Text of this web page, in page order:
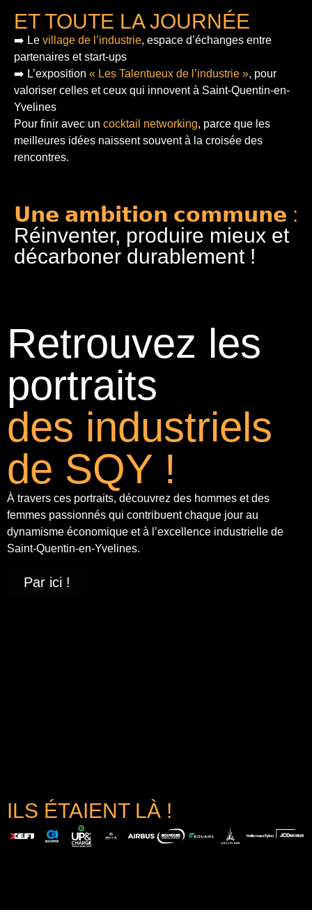
ET TOUTE LA JOURNÉE
➡️ Le village de l’industrie, espace d’échanges entre
partenaires et start-ups
➡️ L’exposition « Les Talentueux de l’industrie », pour
valoriser celles et ceux qui innovent à Saint-Quentin-en-
Yvelines
Pour finir avec un cocktail networking, parce que les
meilleures idées naissent souvent à la croisée des
rencontres.
𝗨𝗻𝗲 𝗮𝗺𝗯𝗶𝘁𝗶𝗼𝗻 𝗰𝗼𝗺𝗺𝘂𝗻𝗲 :
Réinventer, produire mieux et
décarboner durablement !
Retrouvez les
portraits
des industriels
de SQY !
À travers ces portraits, découvrez des hommes et des
femmes passionnés qui contribuent chaque jour au
dynamisme économique et à l’excellence industrielle de
Saint-Quentin-en-Yvelines.
Par ici !
ILS ÉTAIENT LÀ !